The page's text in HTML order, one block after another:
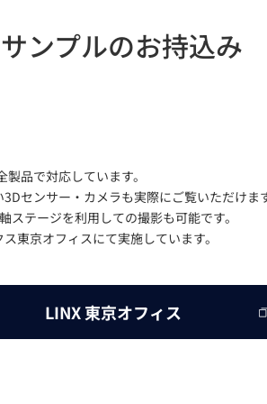
ンプルのお持込み
製品で対応しています。
センサー・カメラも実際にご覧いただけま
ステージを利用しての撮影も可能です。
東京オフィスにて実施しています。
LINX 東京オフィス